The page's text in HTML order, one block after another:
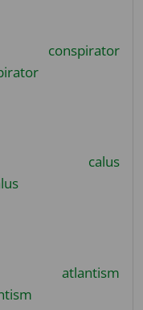
conspirator
calus
atlantism